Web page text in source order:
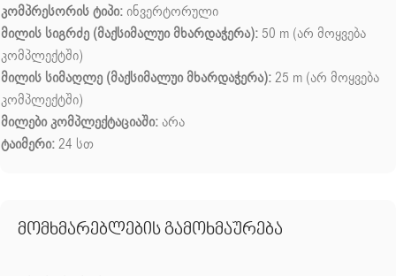
კომპრესორის ტიპი:ინვერტორული
მილის სიგრძე (მაქსიმალუი მხარდაჭერა): 50 m (არ მოყვება
კომპლექტში)
მილის სიმაღლე (მაქსიმალუი მხარდაჭერა):25 m (არ მოყვება
კომპლექტში)
მილები კომპლექტაციაში:არა
ტაიმერი:24 სთ
მომხმარებლების გამოხმაურება